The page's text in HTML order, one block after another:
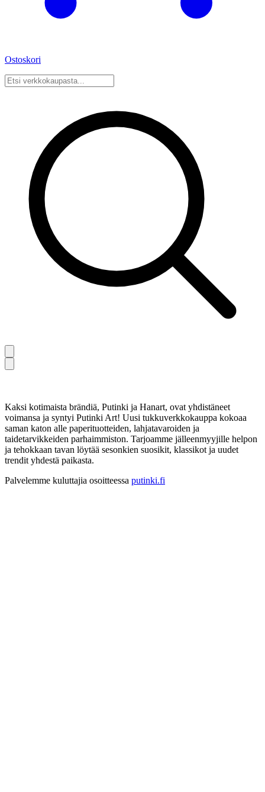
Ostoskori
Kaksi kotimaista brändiä, Putinki ja Hanart, ovat yhdistäneet
voimansa ja syntyi Putinki Art! Uusi tukkuverkkokauppa kokoaa
saman katon alle paperituotteiden, lahjatavaroiden ja
taidetarvikkeiden parhaimmiston. Tarjoamme jälleenmyyjille helpon
ja tehokkaan tavan löytää sesonkien suosikit, klassikot ja uudet
trendit yhdestä paikasta.
Palvelemme kuluttajia osoitteessa putinki.fi